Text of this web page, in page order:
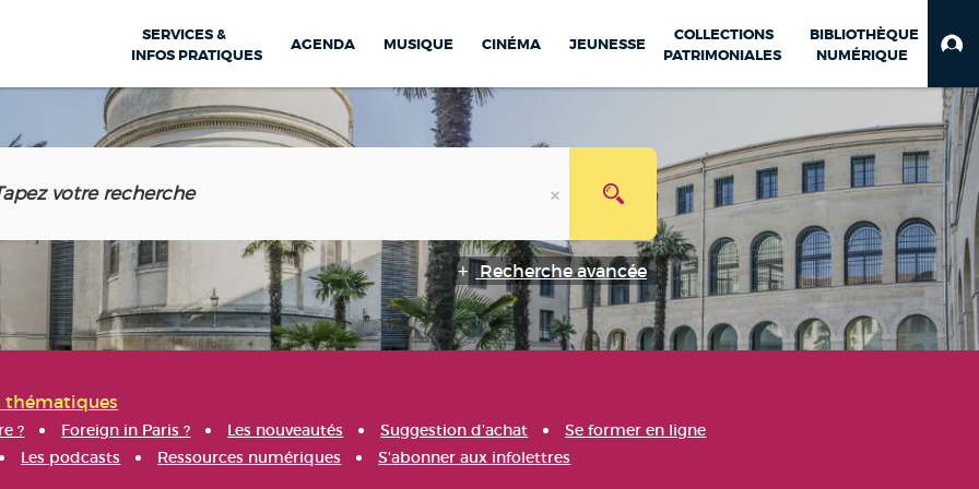
SERVICES &
INFOS PRATIQUES
AGENDA MUSIQUE CINÉMA JEUNESSE
COLLECTIONS
PATRIMONIALES
BIBLIOTHÈQUE
NUMÉRIQUE
Recherche avancée
thématiques
? Foreign in Paris ? Les nouveautés Suggestion d'achat
Se former en ligne
Les podcasts Ressources numériques S'abonner aux infolettres